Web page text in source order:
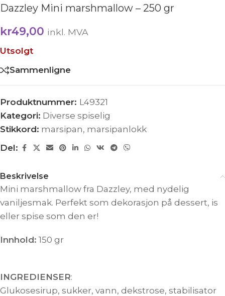
Dazzley Mini marshmallow – 250 gr
kr49,00 inkl. MVA
Utsolgt
Sammenligne
Produktnummer: L49321
Kategori: Diverse spiselig
Stikkord: marsipan, marsipanlokk
Del:
Beskrivelse
Mini marshmallow fra Dazzley, med nydelig
vaniljesmak. Perfekt som dekorasjon på dessert, is
eller spise som den er!
Innhold: 150 gr
INGREDIENSER:
Glukosesirup, sukker, vann, dekstrose, stabilisator